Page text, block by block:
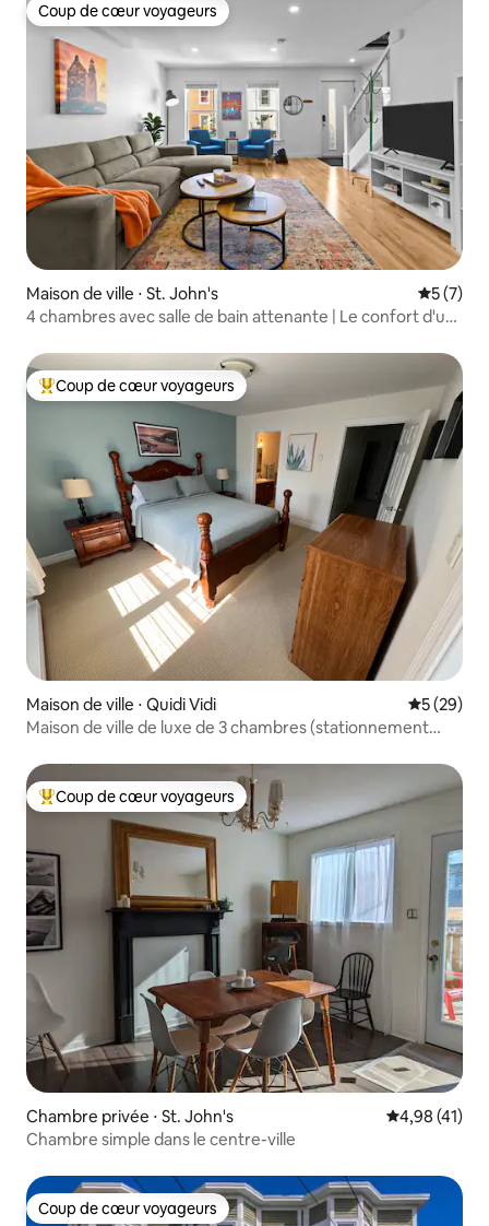
Coup de cœur voyageurs
Coup de cœur voyageurs
Maison de ville ⋅ St. John's
5 (7)
4 chambres avec salle de bain attenante | Le confort d'un
Coups de cœur voyageurs les plus appréciés
Coup de cœur voyageurs
Maison de ville ⋅ Quidi Vidi
5 (29)
Maison de ville de luxe de 3 chambres (stationnement
Coups de cœur voyageurs les plus appréciés
Coup de cœur voyageurs
Chambre privée ⋅ St. John's Évaluation
4,98 (41)
Chambre simple dans le centre-ville
Coup de cœur voyageurs
Coup de cœur voyageurs